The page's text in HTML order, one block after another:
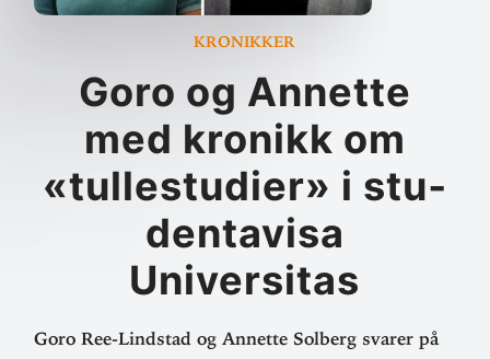
Kronikker
Goro og Annette
med kronikk om
«tul­le­studier» i stu­
dent­avisa
Universitas
Goro Ree-Lindstad og Annette Solberg svarer på